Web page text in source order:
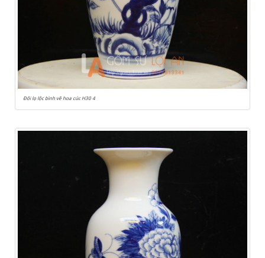
Đôi lọ lộc bình vẽ hoa cúc H30 4